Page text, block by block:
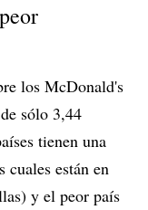
los McDonald's
sólo 3,44
tienen una
cuales están en
y el peor país